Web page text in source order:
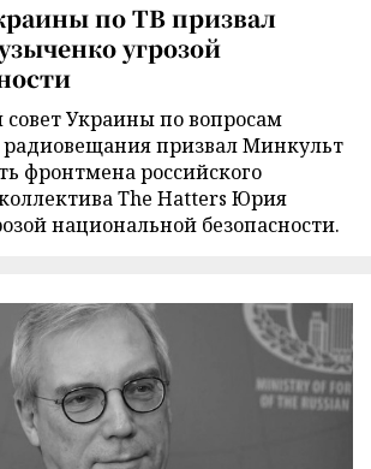
по ТВ призвал
угрозой
Украины по вопросам
радиовещания призвал Минкульт
фронтмена российского
The Hatters Юрия
национальной безопасности.